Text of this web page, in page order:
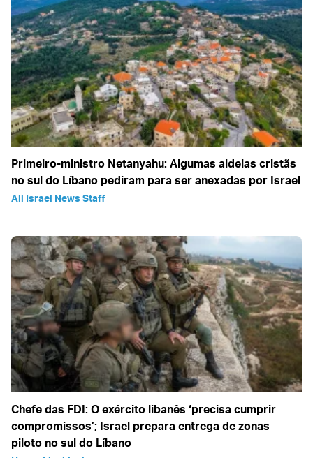
Primeiro-ministro Netanyahu: Algumas aldeias cristãs
no sul do Líbano pediram para ser anexadas por Israel
All Israel News Staff
Chefe das FDI: O exército libanês ‘precisa cumprir
compromissos’; Israel prepara entrega de zonas
piloto no sul do Líbano